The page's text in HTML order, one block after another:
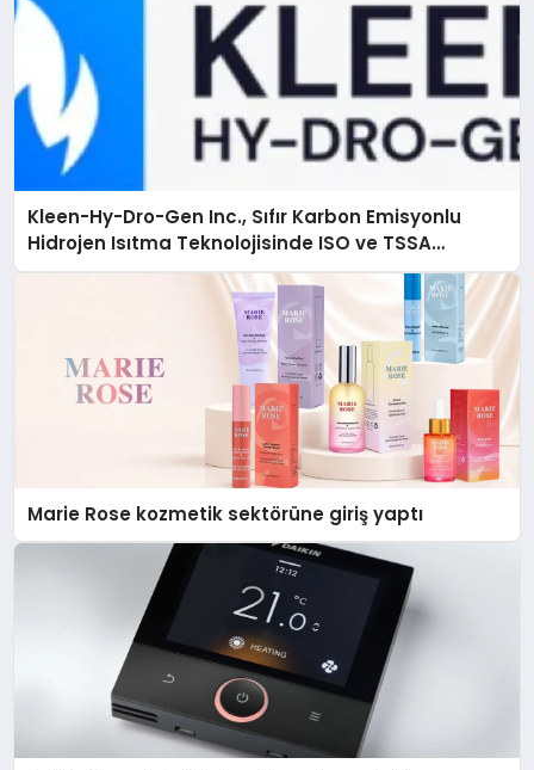
Kleen-Hy-Dro-Gen Inc., Sıfır Karbon Emisyonlu
Hidrojen Isıtma Teknolojisinde ISO ve TSSA
Düzenleyici Onaylarını Aldı
Marie Rose kozmetik sektörüne giriş yaptı